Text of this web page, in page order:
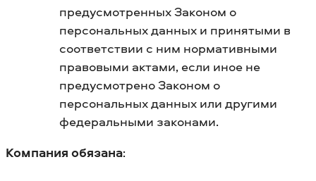
предусмотренных Законом о
персональных данных и принятыми в
соответствии с ним нормативными
правовыми актами, если иное не
предусмотрено Законом о
персональных данных или другими
федеральными законами.
Компания обязана: